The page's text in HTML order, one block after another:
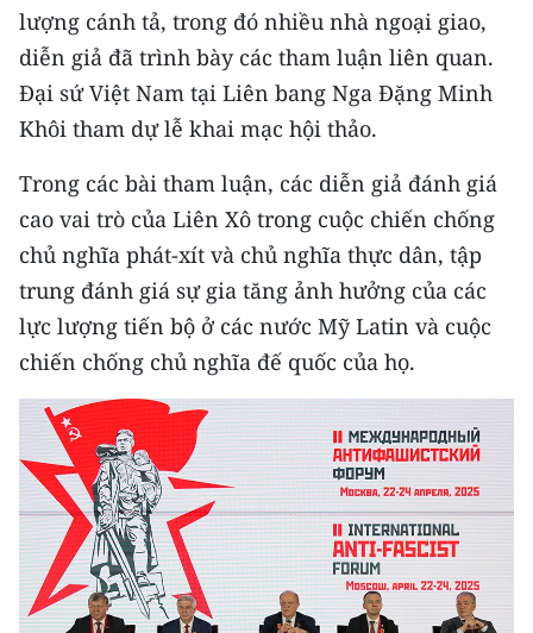
lượng cánh tả, trong đó nhiều nhà ngoại giao,
diễn giả đã trình bày các tham luận liên quan.
Đại sứ Việt Nam tại Liên bang Nga Đặng Minh
Khôi tham dự lễ khai mạc hội thảo.
Trong các bài tham luận, các diễn giả đánh giá
cao vai trò của Liên Xô trong cuộc chiến chống
chủ nghĩa phát-xít và chủ nghĩa thực dân, tập
trung đánh giá sự gia tăng ảnh hưởng của các
lực lượng tiến bộ ở các nước Mỹ Latin và cuộc
chiến chống chủ nghĩa đế quốc của họ.